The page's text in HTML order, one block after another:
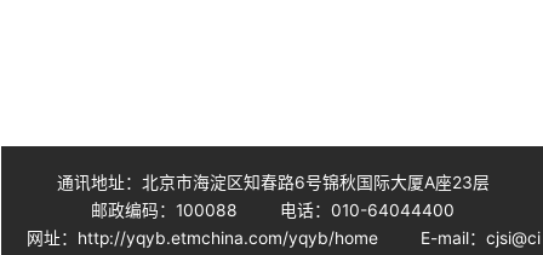
通讯地址：北京市海淀区知春路6号锦秋国际大厦A座23层
邮政编码：100088
电话：010-64044400
网址：http://yqyb.etmchina.com/yqyb/home
E-mail：cjsi@ci